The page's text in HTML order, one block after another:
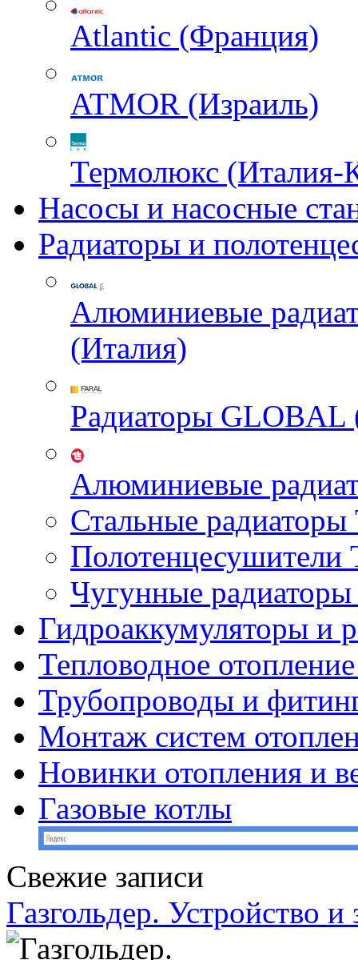
Atlantic (Франция)
ATMOR (Израиль)
Термолюкс (Италия-
Насосы и насосные
Радиаторы и
Алюминиевые
(Италия)
Радиаторы GLOBAL
Алюминиевые
Стальные
Чугунные
Гидроаккумуляторы и
Тепловодное
Трубопроводы и
Монтаж систем
Новинки отопления и
Газовые котлы
Свежие записи
Газгольдер. Устройство и